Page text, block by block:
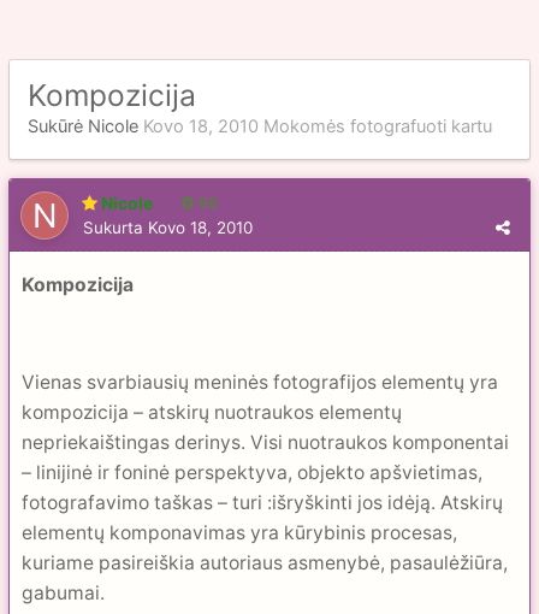
Kompozicija
Sukūrė Nicole Kovo 18, 2010 Mokomės fotografuoti kartu
Nicole 56
Sukurta Kovo 18, 2010
Kompozicija
Vienas svarbiausių meninės fotografijos elementų yra
kompo­zicija – atskirų nuotraukos elementų
nepriekaištingas derinys. Visi nuotraukos komponentai
– linijinė ir foninė perspektyva, ob­jekto apšvietimas,
fotografavimo taškas – turi :išryškinti jos idėją. Atskirų
elementų komponavimas yra kūrybinis procesas,
kuriame pasireiškia autoriaus asmenybė, pasaulėžiūra,
gabumai.